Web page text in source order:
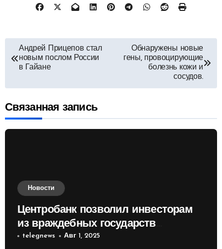
Навигация
по
записям
Андрей Прицепов стал
новым послом России
в Гайане
Обнаружены новые
гены, провоцирующие
болезнь кожи и
сосудов.
Связанная запись
Новости
Центробанк позволил инвесторам
из враждебных государств
приобретать валюту
telegnews Авг 1, 2025